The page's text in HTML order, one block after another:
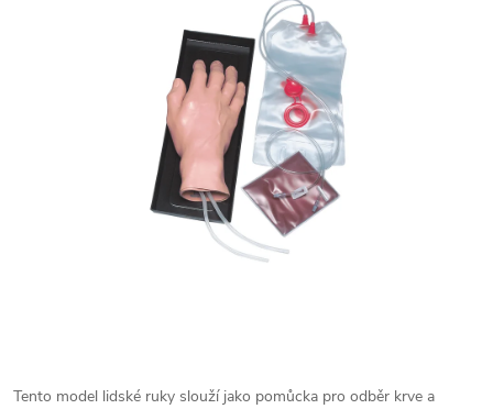
Tento model lidské ruky slouží jako pomůcka pro odběr krve a